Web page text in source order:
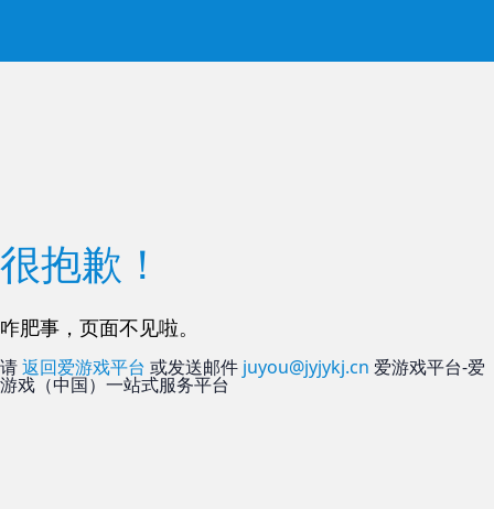
很抱歉！
咋肥事，页面不见啦。
请返回爱游戏平台 或发送邮件 juyou@jyjykj.cn 爱游戏平台-爱
游戏（中国）一站式服务平台